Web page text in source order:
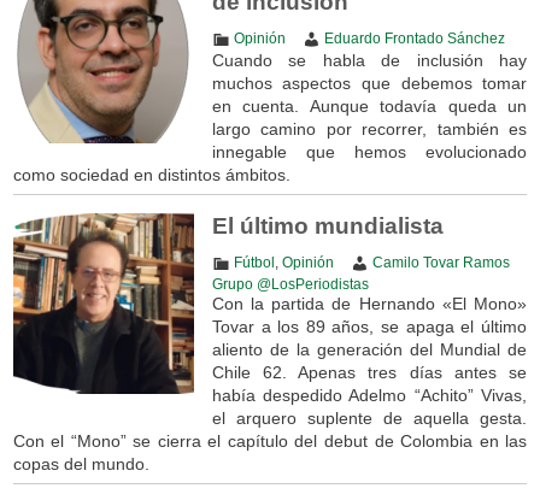
Opinión Eduardo Frontado Sánchez
Cuando se habla de inclusión hay
muchos aspectos que debemos tomar
en cuenta. Aunque todavía queda un
largo camino por recorrer, también es
innegable que hemos evolucionado
como sociedad en distintos ámbitos.
El último mundialista
Fútbol Opinión
Camilo Tovar Ramos
Grupo @LosPeriodistas
Con la partida de Hernando «El Mono»
Tovar a los 89 años, se apaga el último
aliento de la generación del Mundial de
Chile 62. Apenas tres días antes se
había despedido Adelmo “Achito” Vivas,
el arquero suplente de aquella gesta.
Con el “Mono” se cierra el capítulo del debut de Colombia en las
copas del mundo.